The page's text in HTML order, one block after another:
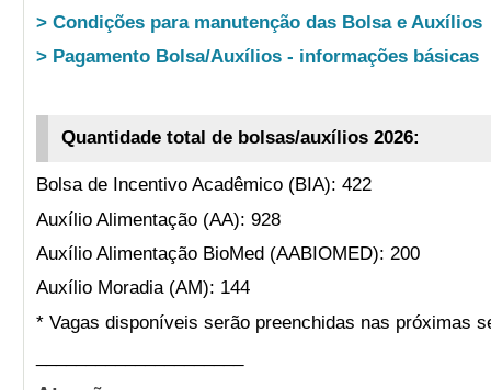
> Condições para manutenção das Bolsa e Auxílios
> Pagamento Bolsa/Auxílios - informações básicas
Quantidade total de bolsas/auxílios 2026:
Bolsa de Incentivo Acadêmico (BIA): 422
Auxílio Alimentação (AA): 928
Auxílio Alimentação BioMed (AABIOMED): 200
Auxílio Moradia (AM): 144
* Vagas disponíveis serão preenchidas nas próximas